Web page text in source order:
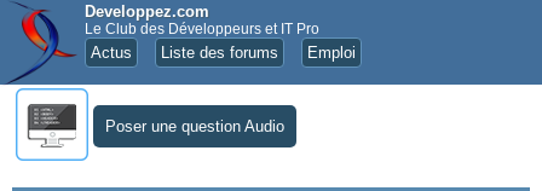
Developpez.com
Le Club des Développeurs et IT Pro
Actus Liste des forums Emploi
Poser une question Audio